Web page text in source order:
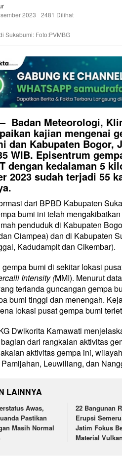
2023
2481 Dilihat
Sukabumi: Foto:PVMBG
Badan Meteorologi,
kajian mengenai
dan Kabupaten Bogor,
WIB. Episentrum
dengan kedalaman 5
2023 sudah terjadi 55
dari BPBD Kabupaten
bumi ini telah
penduduk di Kabupaten
Ciampea) dan di Kabupaten
Kadudampit dan Cikembar).
bumi di sekitar lokasi
Intensity (MMI). Menurut
terlanda guncangan gempa
bumi tinggi dan menengah.
lokasi pusat gempa bumi
Dwikorita Karnawati
dari rangkaian aktivitas
aktivitas gempa ini,
Leuwiliang, dan
LAINNYA
Awas,
Pastikan
Masih Normal
22 Bangunan
Erupsi
Jatim Fokus
Material